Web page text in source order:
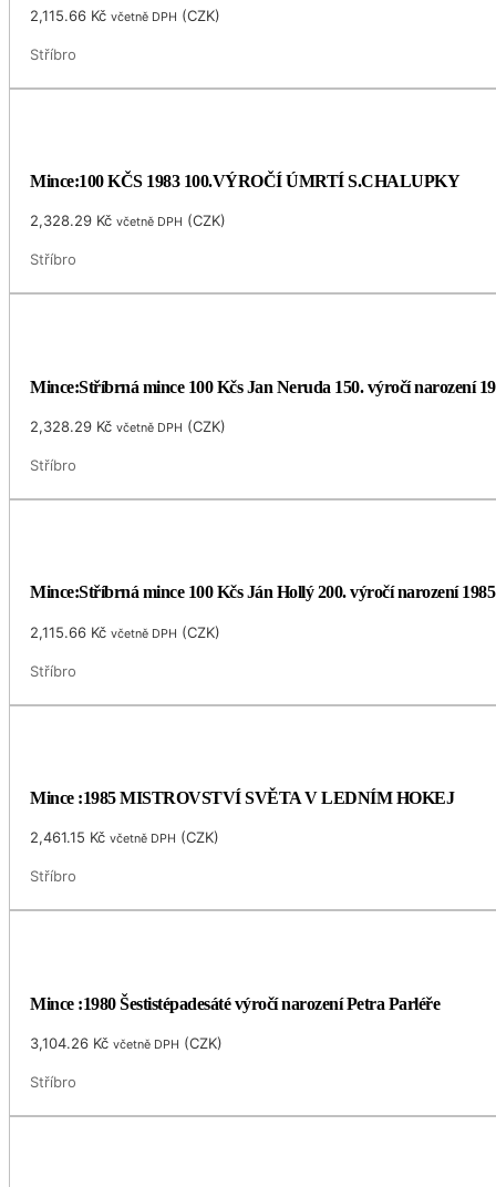
2,115.66 Kč včetně DPH (CZK)
Stříbro
Mince:100 KČS 1983 100.VÝROČÍ ÚMRTÍ S.CHALUPKY
2,328.29 Kč včetně DPH (CZK)
Stříbro
Mince:Stříbrná mince 100 Kčs Jan Neruda 150. výročí narození
2,328.29 Kč včetně DPH (CZK)
Stříbro
Mince:Stříbrná mince 100 Kčs Ján Hollý 200. výročí narození 1985
2,115.66 Kč včetně DPH (CZK)
Stříbro
Mince :1985 MISTROVSTVÍ SVĚTA V LEDNÍM HOKEJ
2,461.15 Kč včetně DPH (CZK)
Stříbro
Mince :1980 Šestistépadesáté výročí narození Petra Parléře
3,104.26 Kč včetně DPH (CZK)
Stříbro